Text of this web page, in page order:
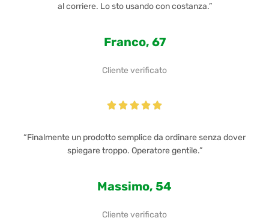
al corriere. Lo sto usando con costanza.”
Franco, 67
Cliente verificato

“Finalmente un prodotto semplice da ordinare senza dover
spiegare troppo. Operatore gentile.”
Massimo, 54
Cliente verificato